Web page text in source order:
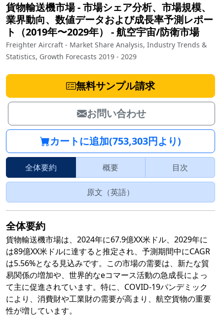
貨物輸送機市場 - 市場シェア分析、市場規模、
業界動向、数値データおよび成長率予測レポー
ト（2019年〜2029年）
‐航空宇宙/防衛市場
Freighter Aircraft - Market Share Analysis, Industry Trends &
Statistics, Growth Forecasts 2019 - 2029
無料サンプル請求
お問い合わせ
カートに追加(753,303円より)
全体要約 概要 目次
原文（英語）
全体要約
貨物輸送機市場は、2024年に67.9億XX米ドル、2029年に
は89億XX米ドルに達すると推定され、予測期間中にCAGR
は5.56%となる見込みです。この市場の需要は、新たな貿
易関係の増加や、世界的なeコマース活動の急成長によっ
て主に促進されています。特に、COVID-19パンデミック
により、消費財や工業財の需要が高まり、航空貨物の重要
性が増しています。